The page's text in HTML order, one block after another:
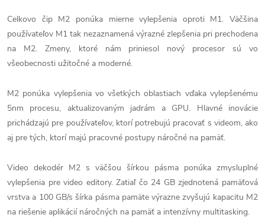
Celkovo čip ‌M2‌ ponúka mierne vylepšenia oproti ‌M1‌. Väčšina
používateľov ‌M1‌ tak nezaznamená výrazné zlepšenia pri prechodena
‌na M2‌. ‌Zmeny, ktoré nám priniesol nový procesor sú vo
všeobecnosti užitočné a moderné.
M2‌ ponúka vylepšenia vo všetkých oblastiach vďaka vylepšenému
5nm procesu, aktualizovaným jadrám a GPU. Hlavné inovácie
prichádzajú pre používateľov, ktorí potrebujú pracovať s videom, ako
aj pre tých, ktorí majú pracovné postupy náročné na pamäť.
Video dekodér ‌M2‌ s väčšou šírkou pásma ponúka zmysluplné
vylepšenia pre video editory. Zatiaľ čo 24 GB zjednotená pamäťová
vrstva a 100 GB/s šírka pásma pamäte výrazne zvyšujú kapacitu ‌M2‌
na riešenie aplikácií náročných na pamäť a intenzívny multitasking.